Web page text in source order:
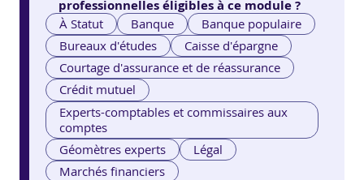
professionnelles éligibles à ce module ?
À Statut Banque
Banque populaire
Bureaux d'études
Caisse d'épargne
Courtage d'assurance et de réassurance
Crédit mutuel
Experts-comptables et commissaires aux
comptes
Géomètres experts
Légal
Marchés financiers